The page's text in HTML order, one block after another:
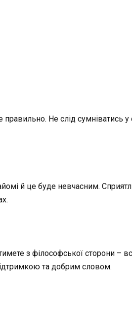
Не слід сумніватись
й це буде невчасним.
з філософської сторони –
та добрим словом.